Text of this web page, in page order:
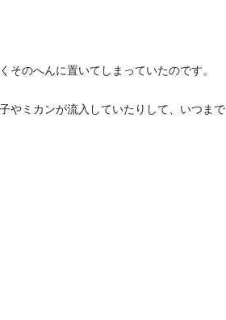
そのへんに置いてしまっていたのです。
やミカンが流入していたりして、いつまで